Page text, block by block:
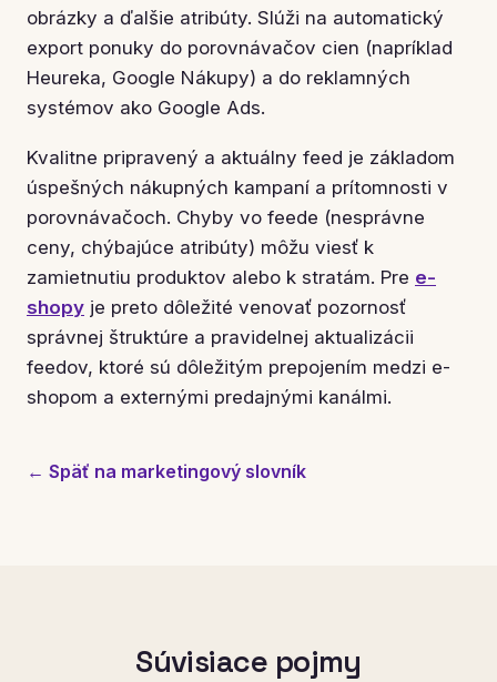
obrázky a ďalšie atribúty. Slúži na automatický
export ponuky do porovnávačov cien (napríklad
Heureka, Google Nákupy) a do reklamných
systémov ako Google Ads.
Kvalitne pripravený a aktuálny feed je základom
úspešných nákupných kampaní a prítomnosti v
porovnávačoch. Chyby vo feede (nesprávne
ceny, chýbajúce atribúty) môžu viesť k
zamietnutiu produktov alebo k stratám. Pre e-
shopy je preto dôležité venovať pozornosť
správnej štruktúre a pravidelnej aktualizácii
feedov, ktoré sú dôležitým prepojením medzi e-
shopom a externými predajnými kanálmi.
← Späť na marketingový slovník
Súvisiace pojmy